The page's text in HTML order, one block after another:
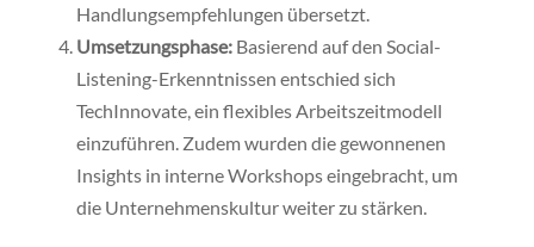
Handlungsempfehlungen übersetzt.
Umsetzungsphase:Basierend auf den Social-
Listening-Erkenntnissen entschied sich
TechInnovate, ein flexibles Arbeitszeitmodell
einzuführen. Zudem wurden die gewonnenen
Insights in interne Workshops eingebracht, um
die Unternehmenskultur weiter zu stärken.